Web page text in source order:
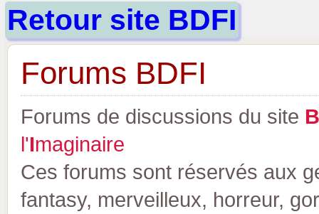
Retour site BDFI
Forums BDFI
Forums de discussions du site B
l'Imaginaire
Ces forums sont réservés aux
fantasy, merveilleux, horreur,